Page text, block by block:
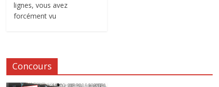
lignes, vous avez
forcément vu
Concours